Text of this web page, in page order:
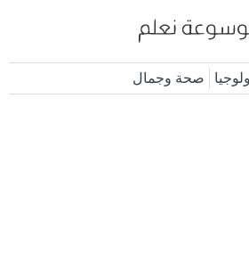
صحة وجمال